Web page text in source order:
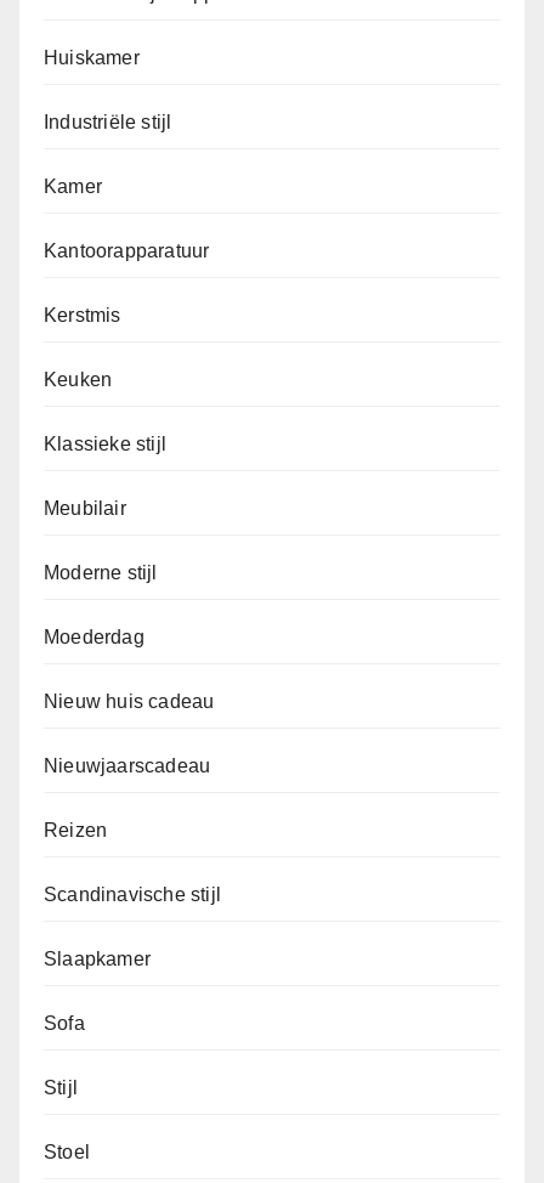
Huiskamer
Industriële stijl
Kamer
Kantoorapparatuur
Kerstmis
Keuken
Klassieke stijl
Meubilair
Moderne stijl
Moederdag
Nieuw huis cadeau
Nieuwjaarscadeau
Reizen
Scandinavische stijl
Slaapkamer
Sofa
Stijl
Stoel